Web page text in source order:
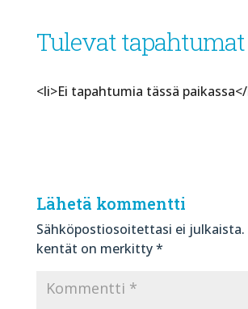
Tulevat tapahtumat
<li>Ei tapahtumia tässä
Lähetä kommentti
Sähköpostiosoitettasi ei julkaista.
kentät on merkitty*